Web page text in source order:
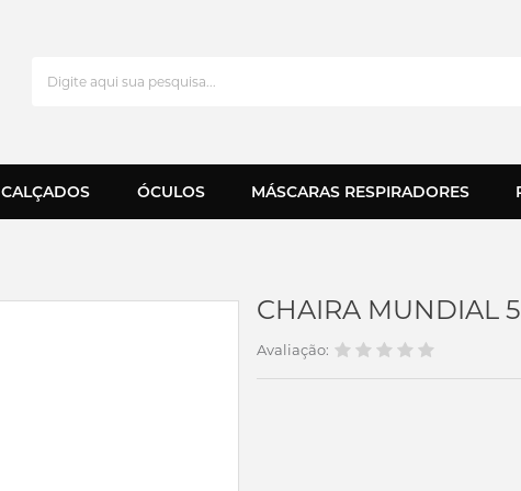
CALÇADOS ÓCULOS MÁSCARAS RESPIRADORES
CHAIRA MUNDIAL
Avaliação: